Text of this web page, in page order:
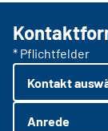
* Pflichtfelder
Kontakt
Anrede